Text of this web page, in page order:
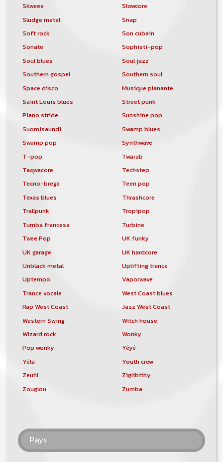
Skweee
Slowcore
Sludge metal
Snap
Soft rock
Son cubain
Sonate
Sophisti-pop
Soul blues
Soul jazz
Southern gospel
Southern soul
Space disco
Musique planante
Saint Louis blues
Street punk
Piano stride
Sunshine pop
Suomisaundi
Swamp blues
Swamp pop
Synthwave
T-pop
Twarab
Taqwacore
Techstep
Tecno-brega
Teen pop
Texas blues
Thrashcore
Trallpunk
Tropipop
Tumba francesa
Turbine
Twee Pop
UK funky
UK garage
UK hardcore
Unblack metal
Uplifting trance
Uptempo
Vaporwave
Trance vocale
West Coast blues
Rap West Coast
Jazz West Coast
Western Swing
Witch house
Wizard rock
Wonky
Pop wonky
Yéyé
Yéla
Youth crew
Zeuhl
Ziglibithy
Zouglou
Zumba
Pays